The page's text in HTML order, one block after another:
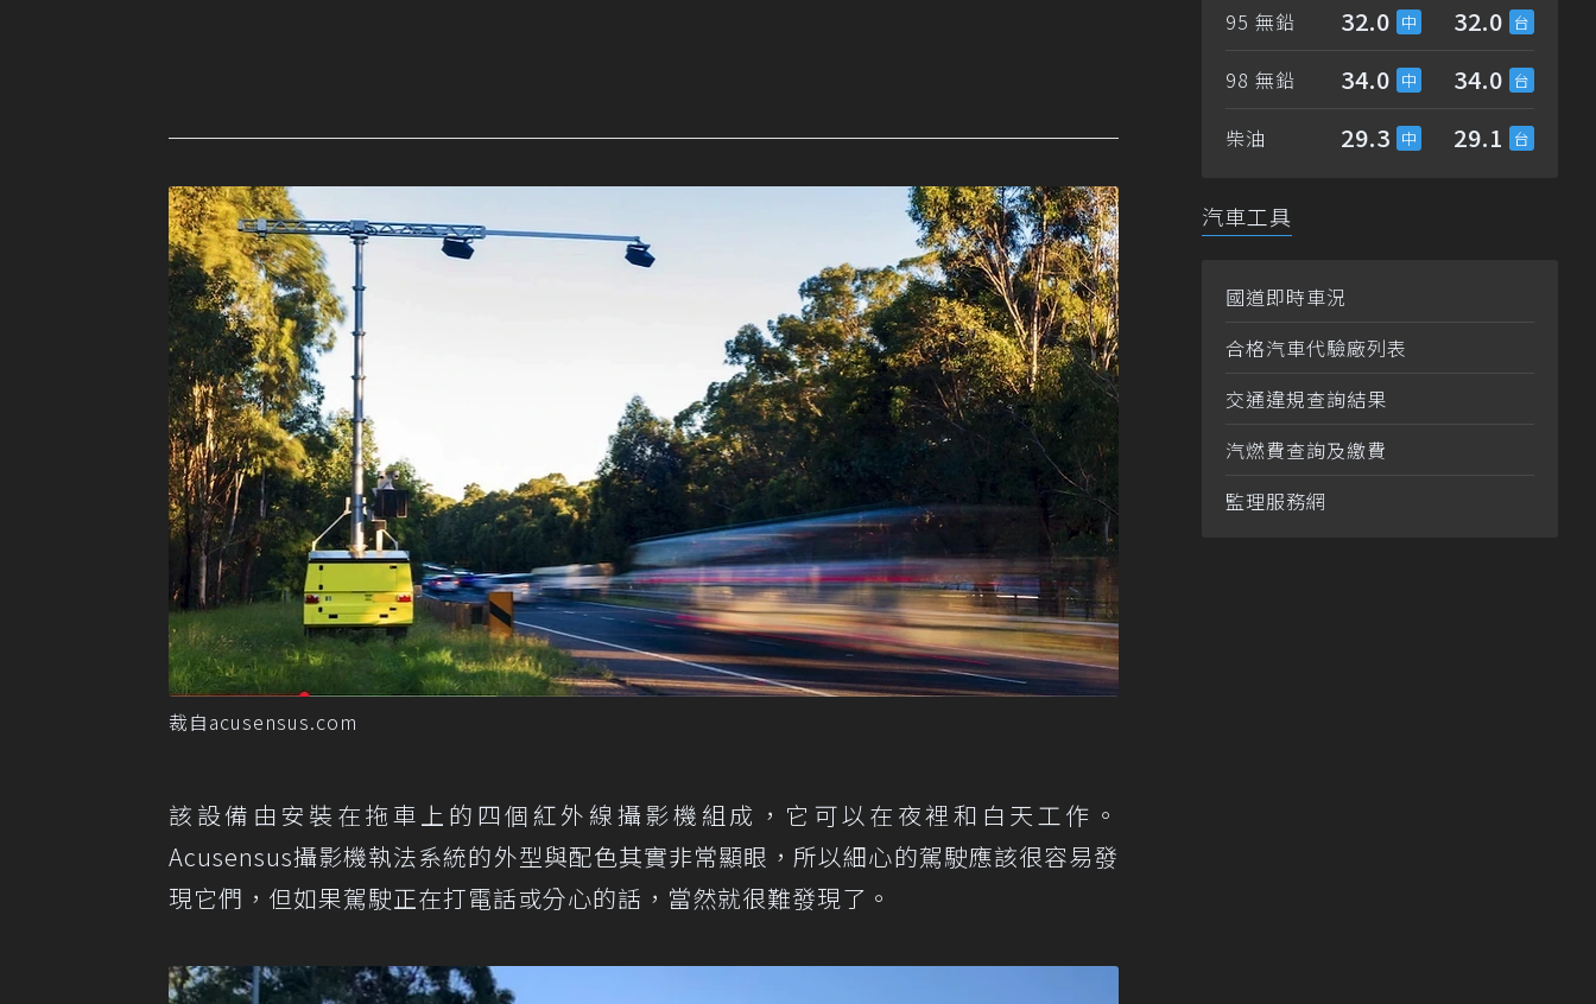
裁自acusensus.com
該設備由安裝在拖車上的四個紅外線攝影機組成，它可以在夜裡和白天工作。
Acusensus攝影機執法系統的外型與配色其實非常顯眼，所以細心的駕駛應該很容易發
現它們，但如果駕駛正在打電話或分心的話，當然就很難發現了。
95 無鉛 32.0 32.0
98 無鉛 34.0 34.0
柴油 29.3 29.1
汽車工具
國道即時車況
合格汽車代驗廠列表
交通違規查詢結果
汽燃費查詢及繳費
監理服務網